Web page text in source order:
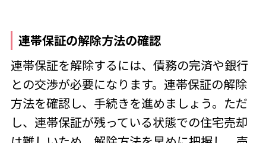
連帯保証の解除方法の確認
連帯保証を解除するには、債務の完済や銀行
との交渉が必要になります。連帯保証の解除
方法を確認し、手続きを進めましょう。ただ
し、連帯保証が残っている状態での住宅売却